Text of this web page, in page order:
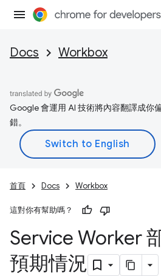
Docs Workbox
Google 會運用 AI 技術將內容翻譯成你
錯。
首頁 Docs Workbox
這對你有幫助嗎？
Service Worker
預期情況